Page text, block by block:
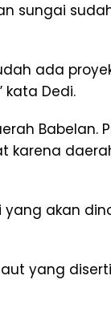
sungai
ada
kata Dedi.
Babelan.
karena
yang akan
yang